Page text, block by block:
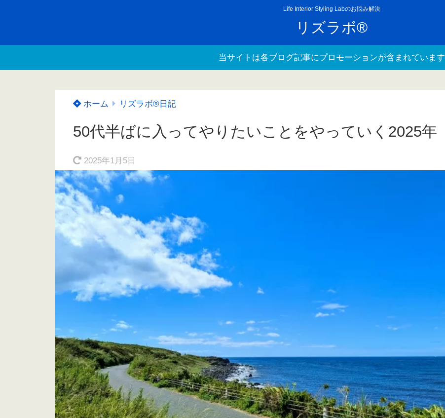
Life Interior Styling Labのお悩み解決
リズラボ®
当サイトは各ブログ記事にプロモーションが含まれています
ホーム リズラボ®️日記
50代半ばに入ってやりたいことをやっていく2025年
2025年1月5日